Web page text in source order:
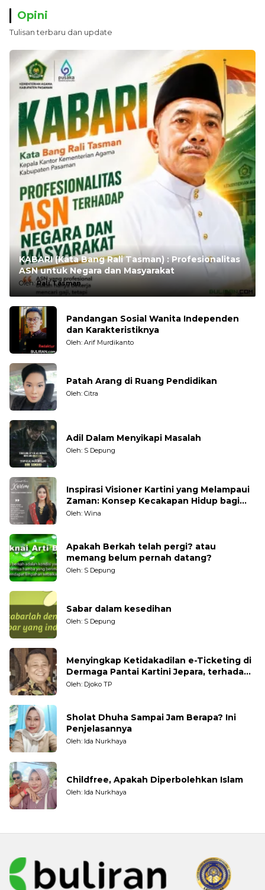
Opini
Tulisan terbaru dan update
KABARI (Kata Bang Rali Tasman) : Profesionalitas
ASN untuk Negara dan Masyarakat
Oleh:Rali Tasman
Pandangan Sosial Wanita Independen
dan Karakteristiknya
Oleh: Arif Murdikanto
Patah Arang di Ruang Pendidikan
Oleh: Citra
Adil Dalam Menyikapi Masalah
Oleh: S Depung
Inspirasi Visioner Kartini yang Melampaui
Zaman: Konsep Kecakapan Hidup bagi
Generasi Muda
Oleh: Wina
Apakah Berkah telah pergi? atau
memang belum pernah datang?
Oleh: S Depung
Sabar dalam kesedihan
Oleh: S Depung
Menyingkap Ketidakadilan e-Ticketing di
Dermaga Pantai Kartini Jepara, terhadap
Nelayan Tradisional
Oleh: Djoko TP
Sholat Dhuha Sampai Jam Berapa? Ini
Penjelasannya
Oleh: Ida Nurkhaya
Childfree, Apakah Diperbolehkan Islam
Oleh: Ida Nurkhaya